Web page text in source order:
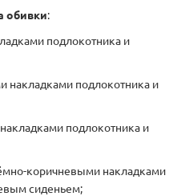
обивки:
подлокотника и
накладками подлокотника и
подлокотника и
коричневыми накладками
сиденьем;